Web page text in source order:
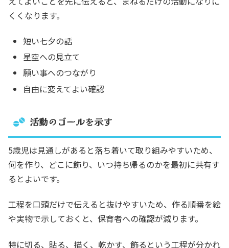
くくなります。
短い七夕の話
星空への見立て
願い事へのつながり
自由に変えてよい確認
活動のゴールを示す
5歳児は見通しがあると落ち着いて取り組みやすいため、
何を作り、どこに飾り、いつ持ち帰るのかを最初に共有す
るとよいです。
工程を口頭だけで伝えると抜けやすいため、作る順番を絵
や実物で示しておくと、保育者への確認が減ります。
特に切る、貼る、描く、乾かす、飾るという工程が分かれ